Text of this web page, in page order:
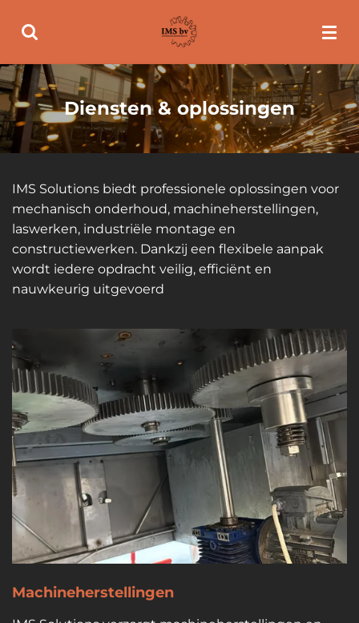
direct
de
hoofdinhoudDiensten & oplossingen
IMS Solutions biedt professionele oplossingen voor
mechanisch onderhoud, machineherstellingen,
laswerken, industriële montage en
constructiewerken. Dankzij een flexibele aanpak
wordt iedere opdracht veilig, efficiënt en
nauwkeurig uitgevoerd
Machineherstellingen